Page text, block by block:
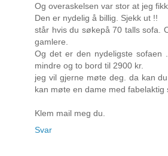
Og overaskelsen var stor at jeg fikk
Den er nydelig å billig. Sjekk ut !!
står hvis du søkepå 70 talls sofa.
gamlere.
Og det er den nydeligste sofaen
mindre og to bord til 2900 kr.
jeg vil gjerne møte deg. da kan
kan møte en dame med fabelaktig
Klem mail meg du.
Svar